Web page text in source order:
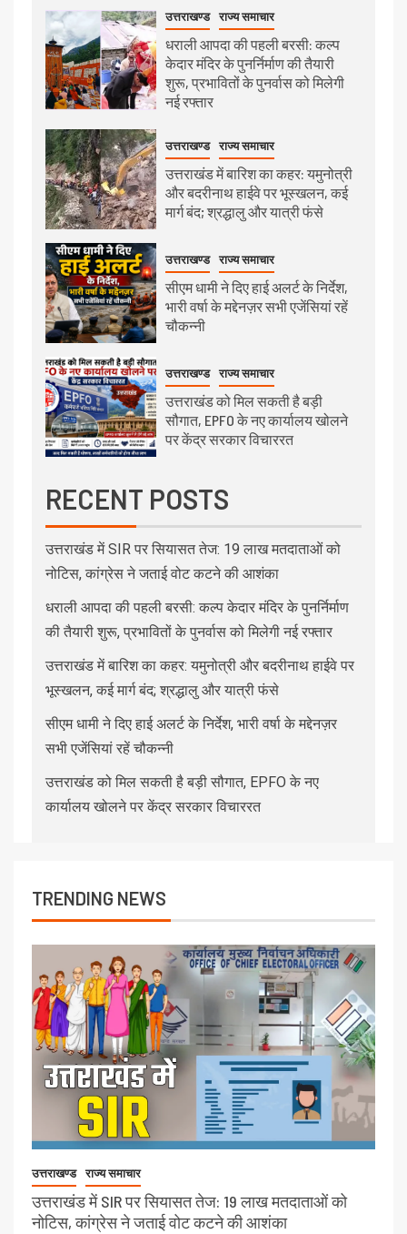
उत्तराखण्ड राज्य समाचार
धराली आपदा की पहली बरसी: कल्प
केदार मंदिर के पुनर्निर्माण की तैयारी
शुरू, प्रभावितों के पुनर्वास को मिलेगी
नई रफ्तार
उत्तराखण्ड राज्य समाचार
उत्तराखंड में बारिश का कहर: यमुनोत्री
और बदरीनाथ हाईवे पर भूस्खलन, कई
मार्ग बंद; श्रद्धालु और यात्री फंसे
उत्तराखण्ड राज्य समाचार
सीएम धामी ने दिए हाई अलर्ट के निर्देश,
भारी वर्षा के मद्देनज़र सभी एजेंसियां रहें
चौकन्नी
उत्तराखण्ड राज्य समाचार
उत्तराखंड को मिल सकती है बड़ी
सौगात, EPFO के नए कार्यालय खोलने
पर केंद्र सरकार विचाररत
RECENT POSTS
उत्तराखंड में SIR पर सियासत तेज: 19 लाख मतदाताओं को
नोटिस, कांग्रेस ने जताई वोट कटने की आशंका
धराली आपदा की पहली बरसी: कल्प केदार मंदिर के पुनर्निर्माण
की तैयारी शुरू, प्रभावितों के पुनर्वास को मिलेगी नई रफ्तार
उत्तराखंड में बारिश का कहर: यमुनोत्री और बदरीनाथ हाईवे पर
भूस्खलन, कई मार्ग बंद; श्रद्धालु और यात्री फंसे
सीएम धामी ने दिए हाई अलर्ट के निर्देश, भारी वर्षा के मद्देनज़र
सभी एजेंसियां रहें चौकन्नी
उत्तराखंड को मिल सकती है बड़ी सौगात, EPFO के नए
कार्यालय खोलने पर केंद्र सरकार विचाररत
TRENDING NEWS
उत्तराखण्ड राज्य समाचार
उत्तराखंड में SIR पर सियासत तेज: 19 लाख मतदाताओं को
नोटिस, कांग्रेस ने जताई वोट कटने की आशंका